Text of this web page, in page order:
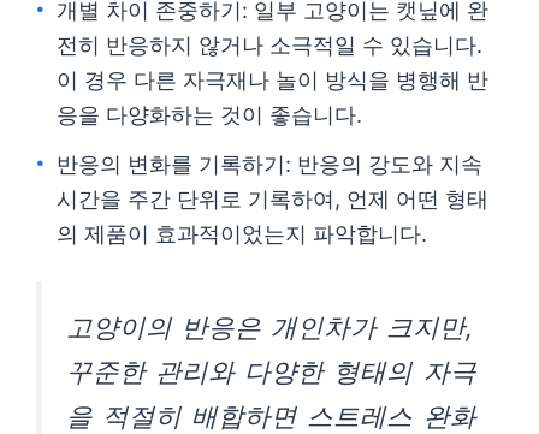
개별 차이 존중하기: 일부 고양이는 캣닢에 완
전히 반응하지 않거나 소극적일 수 있습니다.
이 경우 다른 자극재나 놀이 방식을 병행해 반
응을 다양화하는 것이 좋습니다.
반응의 변화를 기록하기: 반응의 강도와 지속
시간을 주간 단위로 기록하여, 언제 어떤 형태
의 제품이 효과적이었는지 파악합니다.
고양이의 반응은 개인차가 크지만,
꾸준한 관리와 다양한 형태의 자극
을 적절히 배합하면 스트레스 완화